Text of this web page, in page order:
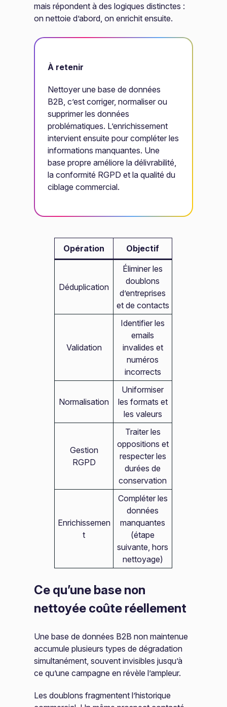
mais répondent à des logiques distinctes :
on nettoie d’abord, on enrichit ensuite.
À retenir
Nettoyer une base de données
B2B, c’est corriger, normaliser ou
supprimer les données
problématiques. L’enrichissement
intervient ensuite pour compléter les
informations manquantes. Une
base propre améliore la délivrabilité,
la conformité RGPD et la qualité du
ciblage commercial.
Opération Objectif
Déduplication
Éliminer les
doublons
d’entreprises
et de contacts
Validation
Identifier les
emails
invalides et
numéros
incorrects
Normalisation
Uniformiser
les formats et
les valeurs
Gestion
RGPD
Traiter les
oppositions et
respecter les
durées de
conservation
Enrichissemen
t
Compléter les
données
manquantes
(étape
suivante, hors
nettoyage)
Ce qu’une base non
nettoyée coûte réellement
Une base de données B2B non maintenue
accumule plusieurs types de dégradation
simultanément, souvent invisibles jusqu’à
ce qu’une campagne en révèle l’ampleur.
Les doublons fragmentent l’historique